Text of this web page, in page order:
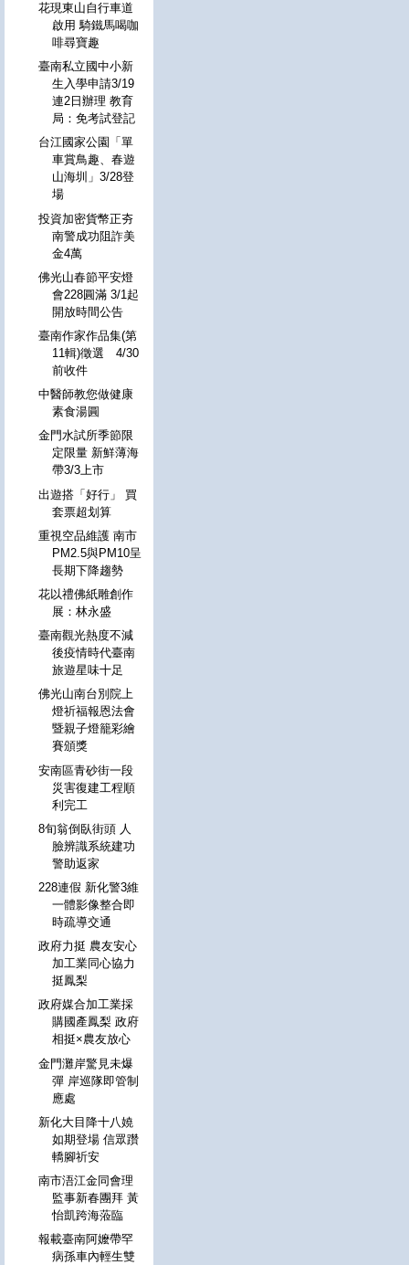
花現東山自行車道
啟用 騎鐵馬喝咖
啡尋寶趣
臺南私立國中小新
生入學申請3/19
連2日辦理 教育
局：免考試登記
台江國家公園「單
車賞鳥趣、春遊
山海圳」3/28登
場
投資加密貨幣正夯
南警成功阻詐美
金4萬
佛光山春節平安燈
會228圓滿 3/1起
開放時間公告
臺南作家作品集(第
11輯)徵選 4/30
前收件
中醫師教您做健康
素食湯圓
金門水試所季節限
定限量 新鮮薄海
帶3/3上市
出遊搭「好行」 買
套票超划算
重視空品維護 南市
PM2.5與PM10呈
長期下降趨勢
花以禮佛紙雕創作
展：林永盛
臺南觀光熱度不減
後疫情時代臺南
旅遊星味十足
佛光山南台別院上
燈祈福報恩法會
暨親子燈籠彩繪
賽頒獎
安南區青砂街一段
災害復建工程順
利完工
8旬翁倒臥街頭 人
臉辨識系統建功
警助返家
228連假 新化警3維
一體影像整合即
時疏導交通
政府力挺 農友安心
加工業同心協力
挺鳳梨
政府媒合加工業採
購國產鳳梨 政府
相挺×農友放心
金門灘岸驚見未爆
彈 岸巡隊即管制
應處
新化大目降十八嬈
如期登場 信眾躦
轎腳祈安
南市浯江金同會理
監事新春團拜 黃
怡凱跨海蒞臨
報載臺南阿嬤帶罕
病孫車內輕生雙